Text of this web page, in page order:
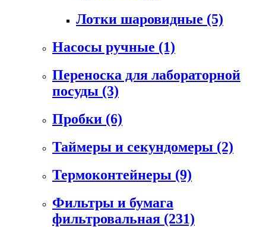
Лотки шаровидные (5)
Насосы ручные (1)
Переноска для лабораторной
посуды (3)
Пробки (6)
Таймеры и секундомеры (2)
Термоконтейнеры (9)
Фильтры и бумага
фильтровальная (231)